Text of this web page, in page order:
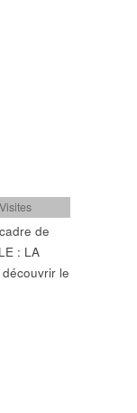
Visites
de
: LA
le